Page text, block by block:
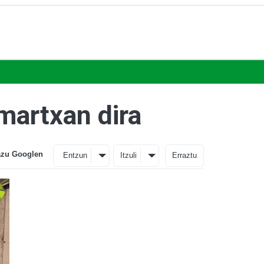
dira
Googlen Entzun Itzuli Erraztu